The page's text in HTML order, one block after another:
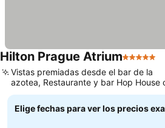
Hilton Prague Atrium5 Estrellas
Vistas premiadas desde el bar de la
azotea, Restaurante y bar Hop House
mucho ambiente
Elige fechas para ver los precios